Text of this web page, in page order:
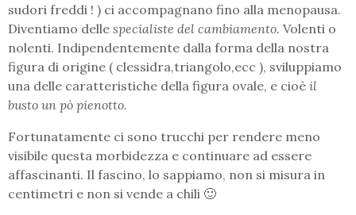
sudori freddi ! ) ci accompagnano fino alla menopausa.
Diventiamo delle specialiste del cambiamento. Volenti o
nolenti. Indipendentemente dalla forma della nostra
figura di origine ( clessidra,triangolo,ecc ), sviluppiamo
una delle caratteristiche della figura ovale, e cioè il
busto un pò pienotto.
Fortunatamente ci sono trucchi per rendere meno
visibile questa morbidezza e continuare ad essere
affascinanti. Il fascino, lo sappiamo, non si misura in
centimetri e non si vende a chili 🙂